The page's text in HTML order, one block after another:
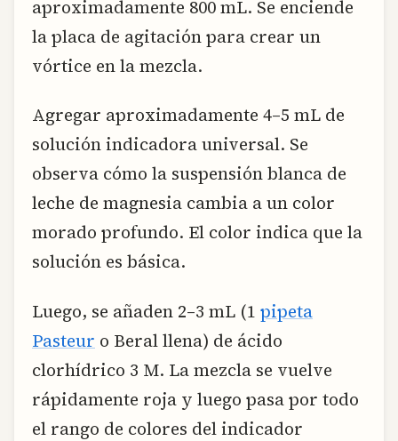
aproximadamente 800 mL. Se enciende
la placa de agitación para crear un
vórtice en la mezcla.
Agregar aproximadamente 4–5 mL de
solución indicadora universal. Se
observa cómo la suspensión blanca de
leche de magnesia cambia a un color
morado profundo. El color indica que la
solución es básica.
Luego, se añaden 2–3 mL (1 pipeta
Pasteur o Beral llena) de ácido
clorhídrico 3 M. La mezcla se vuelve
rápidamente roja y luego pasa por todo
el rango de colores del indicador